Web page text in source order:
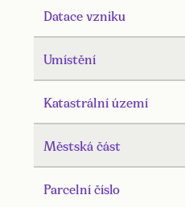
Datace vzniku
Umístění
Katastrální území
Městská část
Parcelní číslo